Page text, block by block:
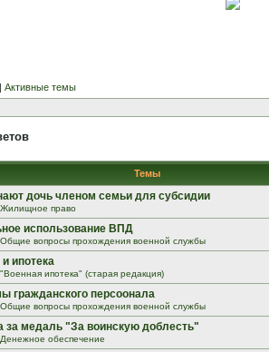
| Активные темы
Темы
дочь членом семьи для субсидии
Жилищное право
использование ВПД
Общие вопросы прохождения военной службы
ипотека
"Военная ипотека" (старая редакция)
гражданского персоонала
Общие вопросы прохождения военной службы
за медаль "За воинскую доблесть"
Денежное обеспечение